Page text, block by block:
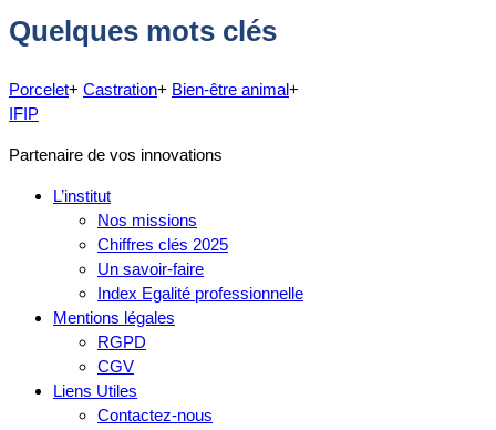
Quelques mots clés
Porcelet+ Castration+ Bien-être animal+
IFIP
Partenaire de vos innovations
L’institut
Nos missions
Chiffres clés 2025
Un savoir-faire
Index Egalité professionnelle
Mentions légales
RGPD
CGV
Liens Utiles
Contactez-nous